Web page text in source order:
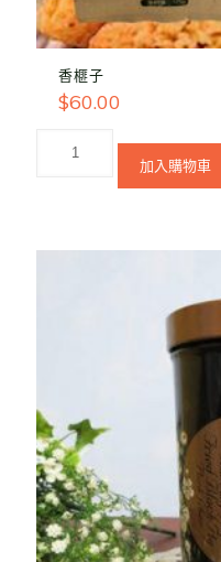
香榧子
$60.00
加入購物車